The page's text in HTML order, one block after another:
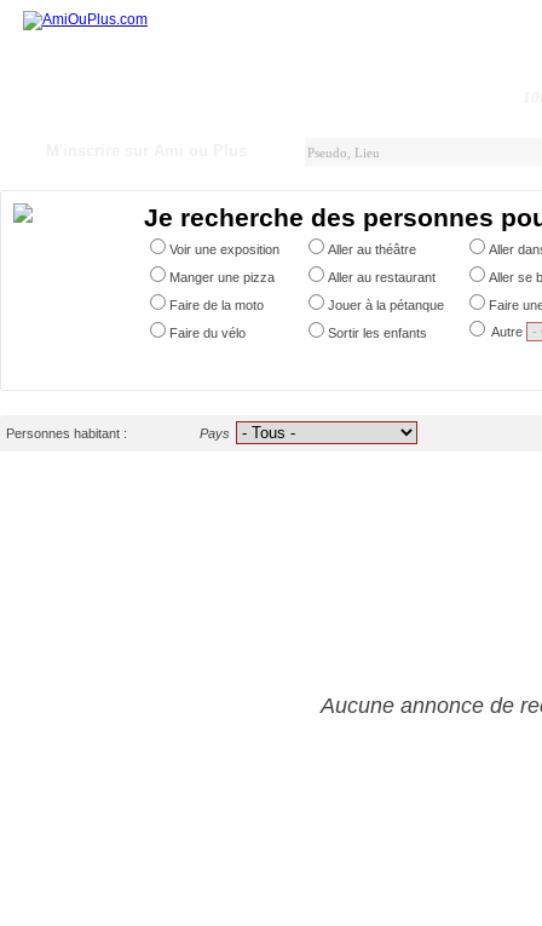
Je recherche des personnes
Voir une exposition Aller au théâtre
Aller
Manger une pizza
Aller au restaurant
Aller se
Faire de la moto
Jouer à la pétanque
Faire
Faire du vélo
Sortir les enfants Autre
Personnes habitant : Pays
Aucune annonce de